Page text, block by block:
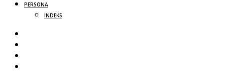
PERSONA
INDEKS